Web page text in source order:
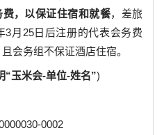
，以保证住宿和就餐，差旅
3月 25日后注册的代表会务费
会务组不保证酒店住宿。
“玉米会-单位-姓名”)
0002